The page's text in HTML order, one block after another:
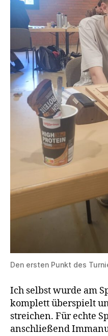
Den ersten Punkt des
Ich selbst wurde am
komplett überspielt
streichen. Für echte
anschließend